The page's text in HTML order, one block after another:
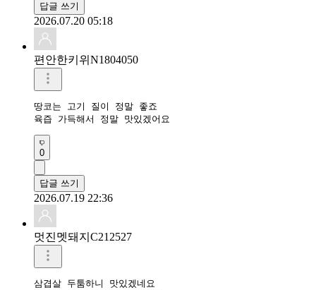
답글 쓰기
2026.07.20 05:18
편안한키위N1804050
땅코는 고기 질이 정말 좋죠
육즙 가득해서 정말 맛있겠어요
0
답글 쓰기
2026.07.19 22:36
멋진멧돼지C212527
삼겹살 두툼하니 맛있겠네요